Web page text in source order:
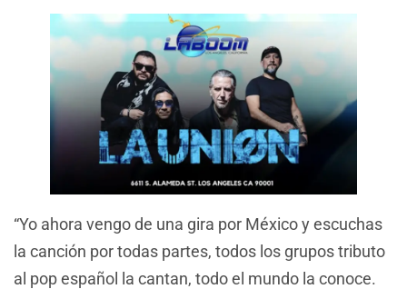
“Yo ahora vengo de una gira por México y escuchas
la canción por todas partes, todos los grupos tributo
al pop español la cantan, todo el mundo la conoce.